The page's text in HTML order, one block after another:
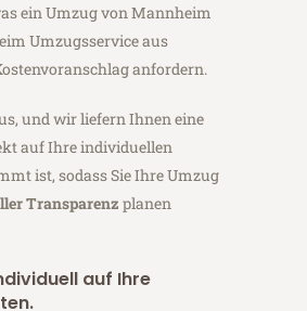
ein Umzug von Mannheim
Umzugsservice aus
anfordern.
und wir liefern Ihnen eine
auf Ihre individuellen
ist, sodass Sie Ihre Umzug
Transparenz planen
auf Ihre